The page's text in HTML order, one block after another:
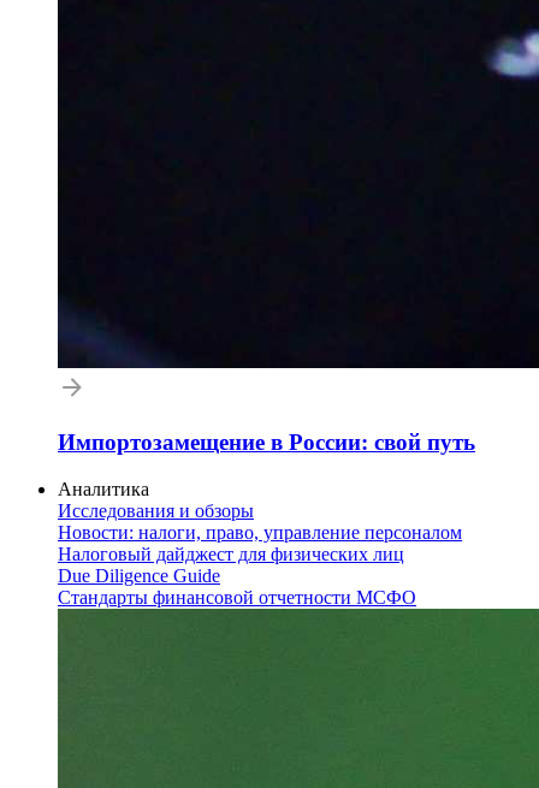
Импортозамещение в России: свой путь
Аналитика
Исследования и обзоры
Новости: налоги, право, управление персоналом
Налоговый дайджест для физических лиц
Due Diligence Guide
Стандарты финансовой отчетности МСФО